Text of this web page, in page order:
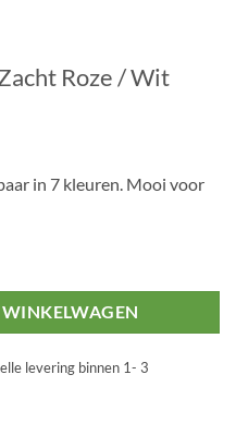
Roze / Wit
in 7 kleuren. Mooi voor
levering binnen 1- 3